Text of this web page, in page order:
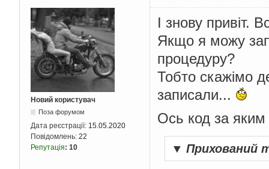
Новий користувач
Поза форумом
Дата реєстрації: 15.05.2020
Повідомлень: 22
Репутація: 10
І знову привіт.
Якщо я можу
процедуру?
Тобто скажімо
записали...
Ось код за яким
▼ Прихований